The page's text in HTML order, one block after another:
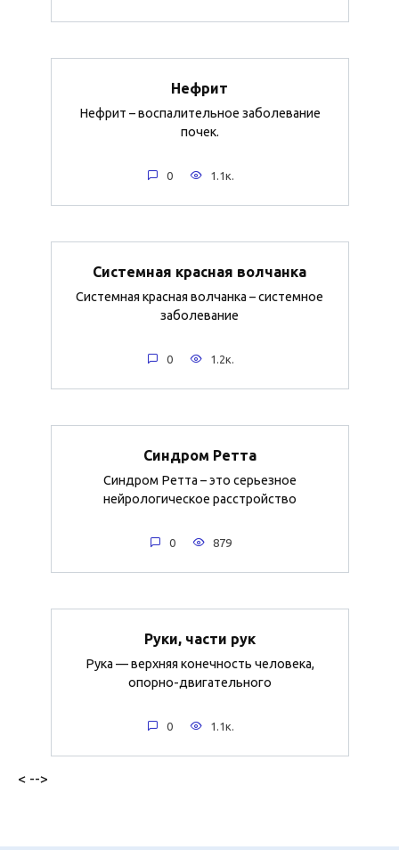
Нефрит
Нефрит – воспалительное заболевание
почек.
0 1.1к.
Системная красная волчанка
Системная красная волчанка – системное
заболевание
0 1.2к.
Синдром Ретта
Синдром Ретта – это серьезное
нейрологическое расстройство
0 879
Руки, части рук
Рука — верхняя конечность человека,
опорно-двигательного
0 1.1к.
< -->